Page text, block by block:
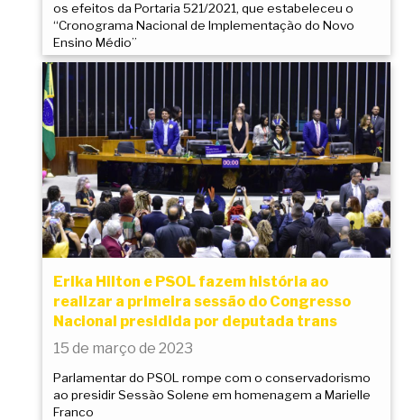
os efeitos da Portaria 521/2021, que estabeleceu o
“Cronograma Nacional de Implementação do Novo
Ensino Médio”
Erika Hilton e PSOL fazem história ao
realizar a primeira sessão do Congresso
Nacional presidida por deputada trans
15 de março de 2023
Parlamentar do PSOL rompe com o conservadorismo
ao presidir Sessão Solene em homenagem a Marielle
Franco